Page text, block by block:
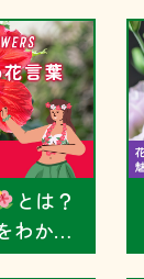
とは？
わか…